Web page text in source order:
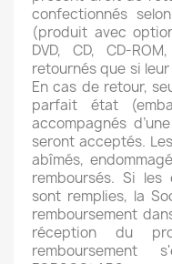
confectionnés
(produit avec
DVD, CD, CD-
retournés que si
En cas de retour,
parfait état
accompagnés
seront acceptés.
abîmés,
remboursés. Si
sont remplies, la
remboursement
réception du